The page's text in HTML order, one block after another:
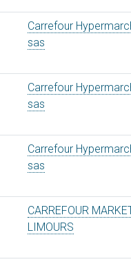
Carrefour
sas
Carrefour
sas
Carrefour
sas
CARREFOUR
LIMOURS